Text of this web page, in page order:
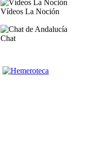
Vídeos La Noción
Chat